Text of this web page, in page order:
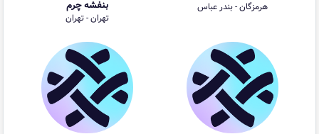
هرمزگان - بندر عباس بنفشه چرم
تهران - تهران